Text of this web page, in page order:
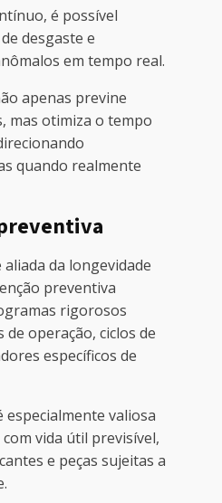
é possível
desgaste e
em tempo real.
apenas previne
mas otimiza o tempo
quando realmente
da longevidade
preventiva
rigorosos
de operação, ciclos de
específicos de
especialmente valiosa
vida útil previsível,
e peças sujeitas a